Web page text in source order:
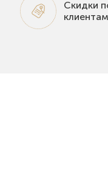
Скидки
клиентам